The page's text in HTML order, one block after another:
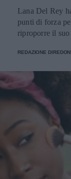
Lana Del Rey
punti di forza
riproporre il suo
REDAZIONE